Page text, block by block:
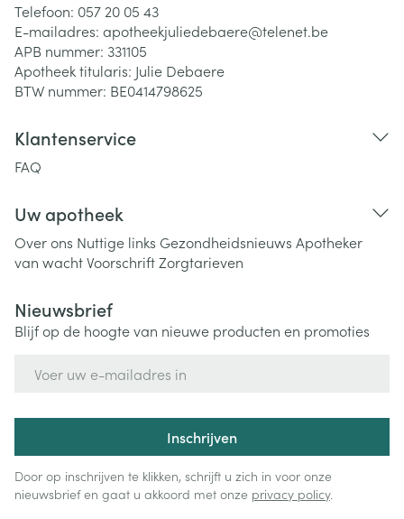
Telefoon: 057 20 05 43
E-mailadres: apotheekjuliedebaere@telenet.be
APB nummer: 331105
Apotheek titularis: Julie Debaere
BTW nummer: BE0414798625
Klantenservice
FAQ
Uw apotheek
Over ons Nuttige links Gezondheidsnieuws Apotheker
van wachtVoorschriftZorgtarieven
Nieuwsbrief
Blijf op de hoogte van nieuwe producten en promoties
Inschrijven
Door op inschrijven te klikken, schrijft u zich in voor onze
nieuwsbrief en gaat u akkoord met onze privacy policy.